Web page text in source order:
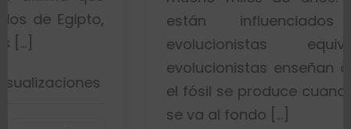
están influenciados por
evolucionistas equivocadas.
evolucionistas enseñan con gráficos
el fósil se produce cuando el pez
se va al fondo […]